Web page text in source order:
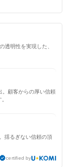
透明性を実現した、
。顧客からの厚い信頼
揺るぎない信頼の頂
certified by